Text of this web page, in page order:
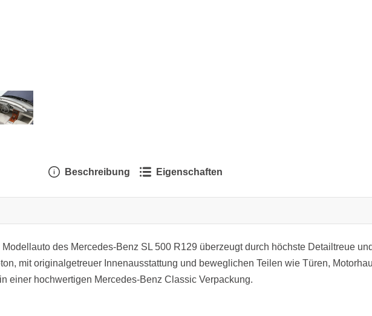
Beschreibung Eigenschaften
des Mercedes-Benz SL 500 R129 überzeugt durch höchste Detailtreue
mit originalgetreuer Innenausstattung und beweglichen Teilen wie Türen,
einer hochwertigen Mercedes-Benz Classic Verpackung.